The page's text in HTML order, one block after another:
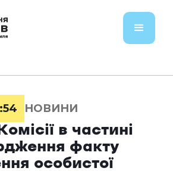
НОВИНИ
в частині
факту
особистої